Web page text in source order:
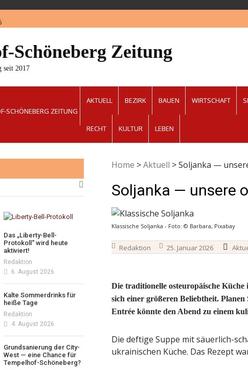
Schöneberg Zeitung
seit 2017
AKTUELL BEZIRK BAUEN WIRTSCHAFT
RECHT KULTUR LEBEN
Home >Aktuell >Soljanka —
Soljanka — unsere
Klassische Soljanka - Foto: © Barbara, Pixabay
Redaktion 25. Januar 2026
Die traditionelle osteuropäische
sich einer größeren Beliebtheit. Planen
Entrée könnte den Abend zu einem
Die deftige Suppe mit säuerlich-
ukrainischen Küche. Das Rezept
Das „Liberty-Bell-
Protokoll“ wird heute
aktiviert!
Redaktion
6. August 2026
Kalte Sommerdrinks für
heiße Tage
Redaktion
4. August 2026
Grundsanierung der City-
West — eine Chance für
Tempelhof-Schöneberg?